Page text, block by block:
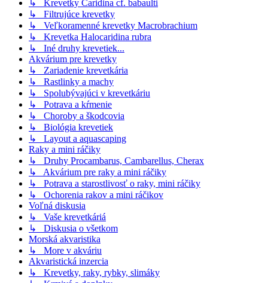
↳ Krevetky Caridina cf. babaulti
↳ Filtrujúce krevetky
↳ Veľkoramenné krevetky Macrobrachium
↳ Krevetka Halocaridina rubra
↳ Iné druhy krevetiek...
Akvárium pre krevetky
↳ Zariadenie krevetkária
↳ Rastlinky a machy
↳ Spolubývajúci v krevetkáriu
↳ Potrava a kŕmenie
↳ Choroby a škodcovia
↳ Biológia krevetiek
↳ Layout a aquascaping
Raky a mini ráčiky
↳ Druhy Procambarus, Cambarellus, Cherax
↳ Akvárium pre raky a mini ráčiky
↳ Potrava a starostlivosť o raky, mini ráčiky
↳ Ochorenia rakov a mini ráčikov
Voľná diskusia
↳ Vaše krevetkáriá
↳ Diskusia o všetkom
Morská akvaristika
↳ More v akváriu
Akvaristická inzercia
↳ Krevetky, raky, rybky, slimáky